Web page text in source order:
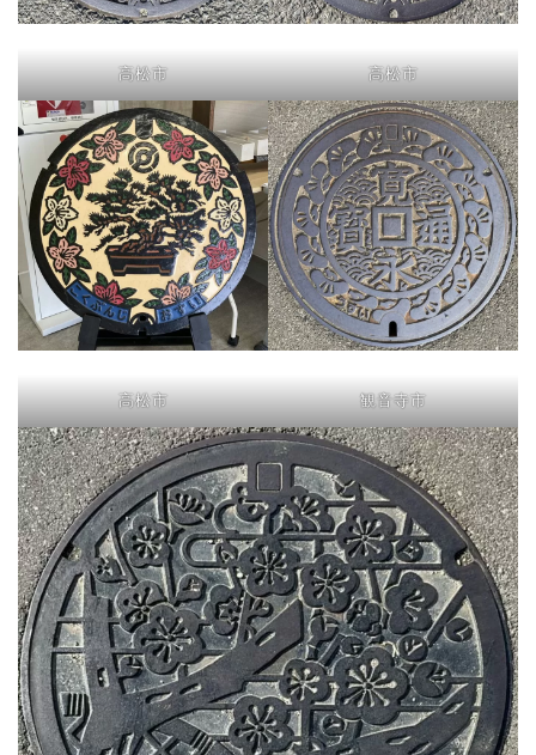
高松市 高松市
高松市 観音寺市